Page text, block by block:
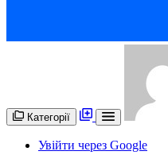
Категорії
Увійти через Google